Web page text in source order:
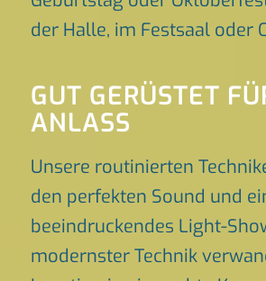
der Halle, im Festsaal oder
GUT GERÜSTET
ANLASS
Unsere routinierten
den perfekten Sound und
beeindruckendes Light-
modernster Technik